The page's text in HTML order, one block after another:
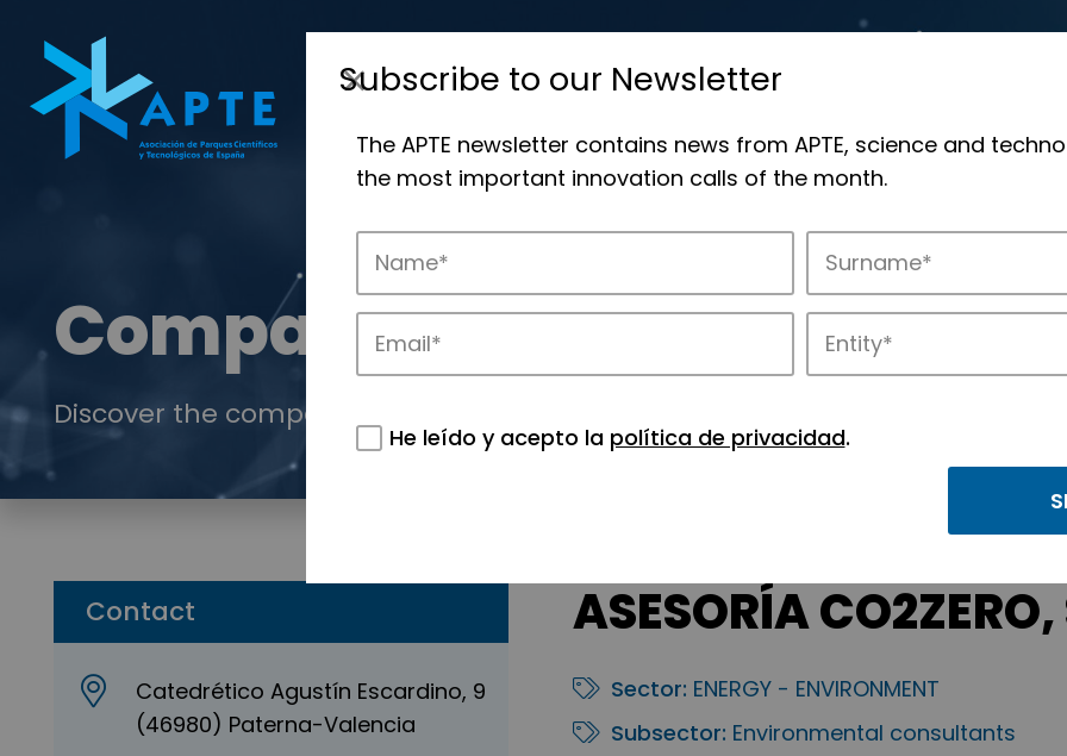
Companies
Discover the companies that drive innovation in APTE’s parks.
Contact
Catedrético Agustín Escardino, 9
(46980) Paterna-Valencia
ASESORÍA CO2ZERO,
Sector: ENERGY - ENVIRONMENT
Subsector: Environmental consultants
Subscribe to our Newsletter
The APTE newsletter contains news from APTE, science and
the most important innovation calls of the month.
He leído y acepto la política de privacidad.